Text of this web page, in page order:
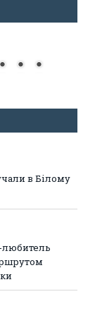
в Білому
любитель